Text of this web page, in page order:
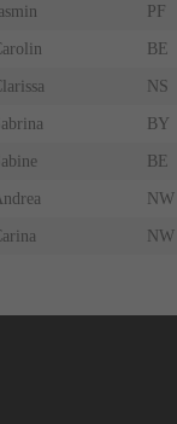
Jasmin PF
BE
NS
BY
BE
NW
NW